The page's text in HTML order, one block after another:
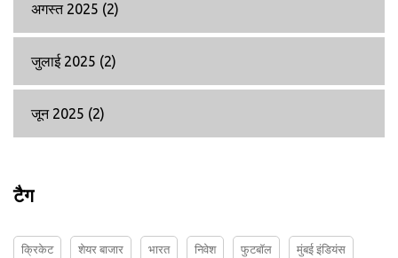
अगस्त 2025 (2)
जुलाई 2025 (2)
जून 2025 (2)
टैग
क्रिकेट शेयर बाजार भारत निवेश फुटबॉल मुंबई इंडियंस